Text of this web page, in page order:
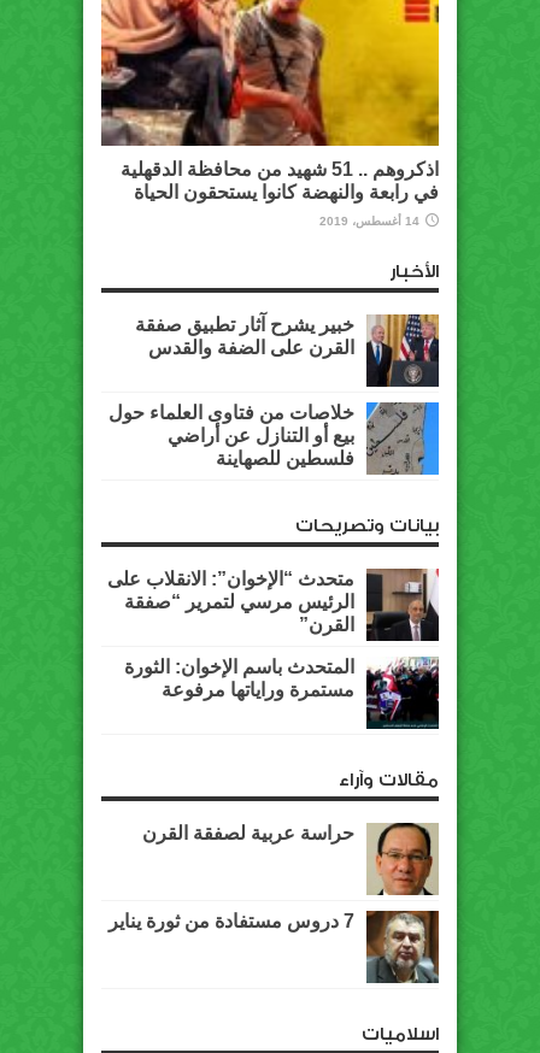
اذكروهم .. 51 شهيد من محافظة الدقهلية
في رابعة والنهضة كانوا يستحقون الحياة
14 أغسطس، 2019
الأخبار
خبير يشرح آثار تطبيق صفقة
القرن على الضفة والقدس
خلاصات من فتاوى العلماء حول
بيع أو التنازل عن أراضي
فلسطين للصهاينة
بيانات وتصريحات
متحدث “الإخوان”: الانقلاب على
الرئيس مرسي لتمرير “صفقة
القرن”
المتحدث باسم الإخوان: الثورة
مستمرة وراياتها مرفوعة
مقالات وآراء
حراسة عربية لصفقة القرن
7 دروس مستفادة من ثورة يناير
اسلاميات